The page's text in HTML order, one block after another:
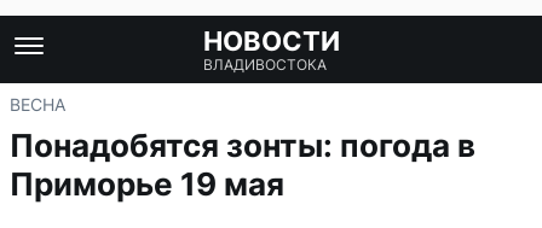
НОВОСТИ
ВЛАДИВОСТОКА
ВЕСНА
Понадобятся зонты: погода в
Приморье 19 мая